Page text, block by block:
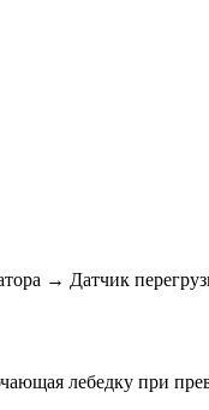
→ Датчик
лебедку при